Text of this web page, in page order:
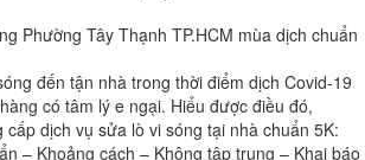
Phường Tây Thạnh TP.HCM mùa dịch chuẩn
đến tận nhà trong thời điểm dịch Covid-19
có tâm lý e ngại. Hiểu được điều đó,
cấp dịch vụ sửa lò vi sóng tại nhà chuẩn 5K:
– Khoảng cách – Không tập trung – Khai báo